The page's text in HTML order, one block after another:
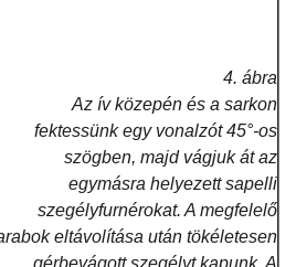
4. ábra
Az ív közepén és a sarkon
fektessünk egy vonalzót 45°-os
szögben, majd vágjuk át az
egymásra helyezett sapelli
szegélyfurnérokat. A megfelelő
eltávolítása után tökéletesen
gérbevágott szegélyt kapunk. A